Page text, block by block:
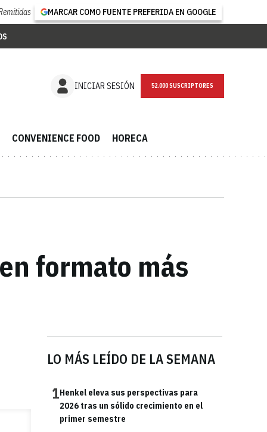
MARCAR COMO FUENTE PREFERIDA EN GOOGLE
INICIAR SESIÓN NEWSLETTER
CONVENIENCE FOOD HORECA
formato más
LO MÁS LEÍDO DE LA SEMANA
1Henkel eleva sus perspectivas para
2026 tras un sólido crecimiento en el
primer semestre